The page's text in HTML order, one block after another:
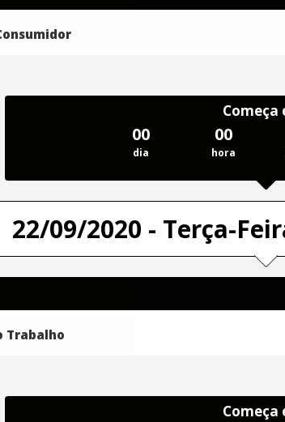
Começa
00
dia
00
hora
22/09/2020 - Terça-
Trabalho
Começa